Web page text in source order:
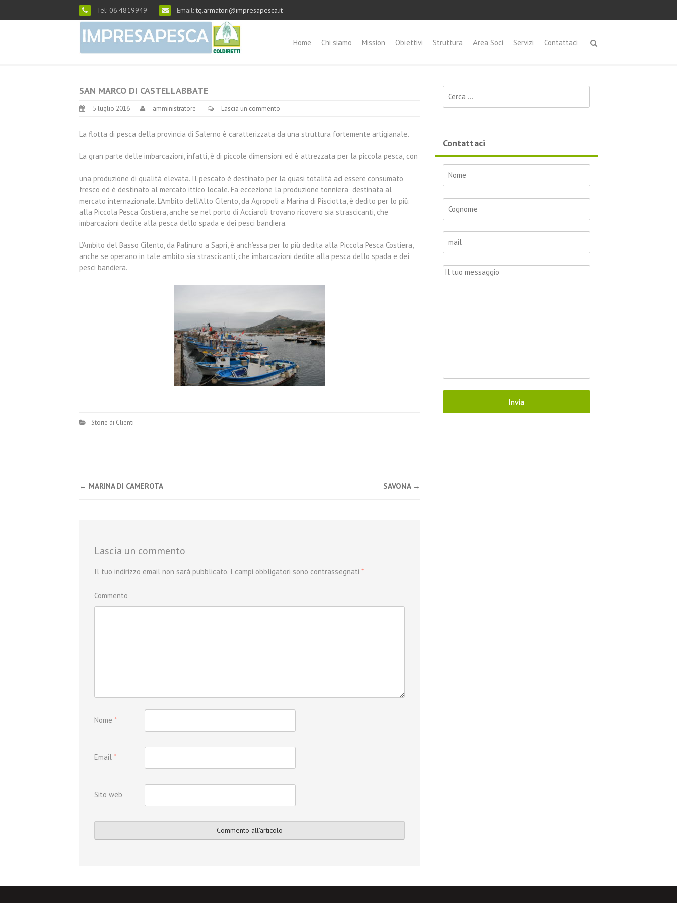
Tel: 06.4819949 Email:tg.armatori@impresapesca.it
Home Chi siamo Mission Obiettivi Struttura Area Soci Servizi Contattaci
SAN MARCO DI CASTELLABBATE
5 luglio 2016 amministratore Lascia un commento
La flotta di pesca della provincia di Salerno è caratterizzata da una struttura fortemente artigianale.
La gran parte delle imbarcazioni, infatti, è di piccole dimensioni ed è attrezzata per la piccola pesca, con
una produzione di qualità elevata. Il pescato è destinato per la quasi totalità ad essere consumato
fresco ed è destinato al mercato ittico locale. Fa eccezione la produzione tonniera destinata al
mercato internazionale. L’Ambito dell’Alto Cilento, da Agropoli a Marina di Pisciotta, è dedito per lo più
alla Piccola Pesca Costiera, anche se nel porto di Acciaroli trovano ricovero sia strascicanti, che
imbarcazioni dedite alla pesca dello spada e dei pesci bandiera.
L’Ambito del Basso Cilento, da Palinuro a Sapri, è anch’essa per lo più dedita alla Piccola Pesca Costiera,
anche se operano in tale ambito sia strascicanti, che imbarcazioni dedite alla pesca dello spada e dei
pesci bandiera.
Storie di Clienti
← MARINA DI CAMEROTA SAVONA →
Lascia un commento
Il tuo indirizzo email non sarà pubblicato. I campi obbligatori sono contrassegnati *
Commento
Nome *
Email *
Sito web
Contattaci